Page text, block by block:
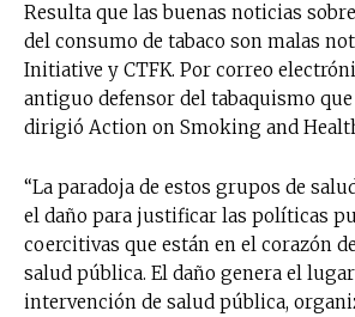
Resulta que las buenas noticias
del consumo de tabaco son malas
Initiative y CTFK. Por correo
antiguo defensor del tabaquismo
dirigió Action on Smoking and
“La paradoja de estos grupos de
el daño para justificar las políticas
coercitivas que están en el corazón
salud pública. El daño genera el
intervención de salud pública,